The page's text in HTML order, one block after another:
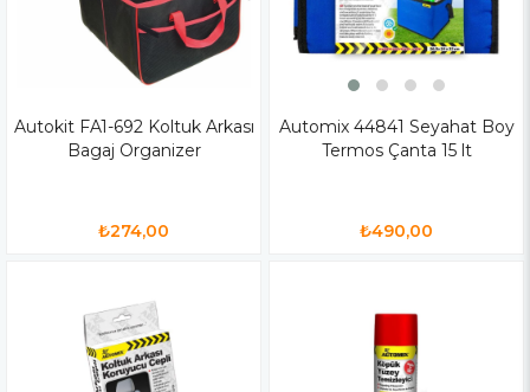
Autokit FA1-692 Koltuk Arkası
Bagaj Organizer
₺274,00
Automix 44841 Seyahat Boy
Termos Çanta 15 lt
₺490,00